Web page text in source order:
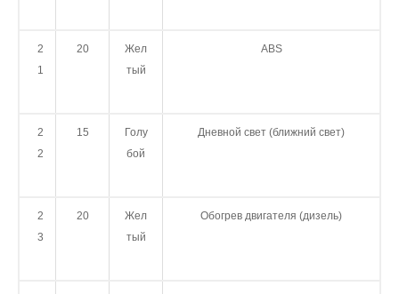
2
1
20
Жел
тый
ABS
2
2
15
Голу
бой
Дневной свет (ближний свет)
2
3
20
Жел
тый
Обогрев двигателя (дизель)